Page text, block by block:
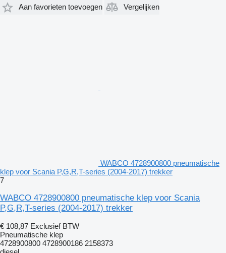
Aan favorieten toevoegen
Vergelijken
WABCO 4728900800 pneumatische
klep voor Scania P,G,R,T-series (2004-2017) trekker
7
WABCO 4728900800 pneumatische klep voor Scania
P,G,R,T-series (2004-2017) trekker
€ 108,87 Exclusief BTW
Pneumatische klep
4728900800 4728900186 2158373